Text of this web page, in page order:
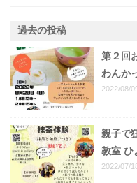
過去の投稿
第２回
わんか
2022/08/
親子で
教室 ひ
2022/07/